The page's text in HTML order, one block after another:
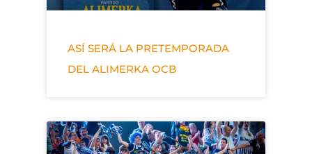
ASÍ SERÁ LA PRETEMPORADA
DEL ALIMERKA OCB